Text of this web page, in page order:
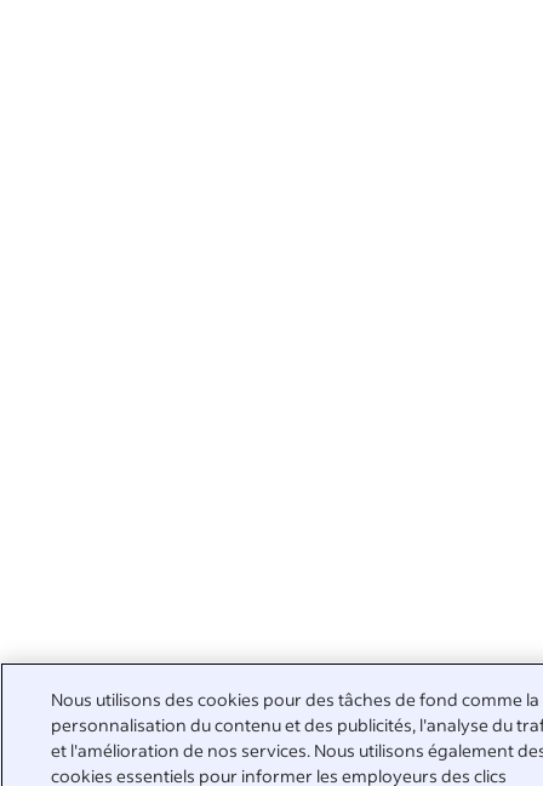
Nous utilisons des cookies pour des tâches de fond comme la
personnalisation du contenu et des publicités, l'analyse du
et l'amélioration de nos services. Nous utilisons également
cookies essentiels pour informer les employeurs des clics